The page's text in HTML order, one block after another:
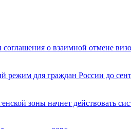
соглашения о взаимной отмене
режим для граждан России до
зоны начнет действовать